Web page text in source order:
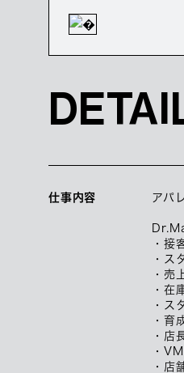
仕事内容 アパ
・接
・ス
・売
・在
・ス
・育
・店
・
・店